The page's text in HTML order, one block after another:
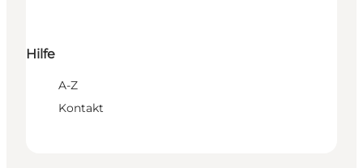
Hilfe
A-Z
Kontakt